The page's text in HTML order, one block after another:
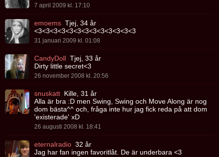
7 april 2009 kl. 17:10
emoems Tjej, 34 år
<3<3<3<3<3<3<3<3<3<3<3<3<3
31 januari 2009 kl. 01:08
CandyDoll Tjej, 33 år
Dirty little secret<3
26 november 2008 kl. 20:56
snuskatt Kille, 31 år
Alla är bra :D men Swing, Swing och Move Along är nog
dom bästa^^ och, fråga inte hur jag fick reda på att dom
'existerade' xD
26 augusti 2008 kl. 18:41
eternalradio 32 år
Jag har fan ingen favoritlåt. De är underbara <3